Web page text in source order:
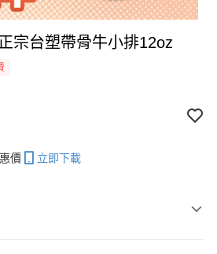
宗台塑帶骨牛小排12oz
價 立即下載